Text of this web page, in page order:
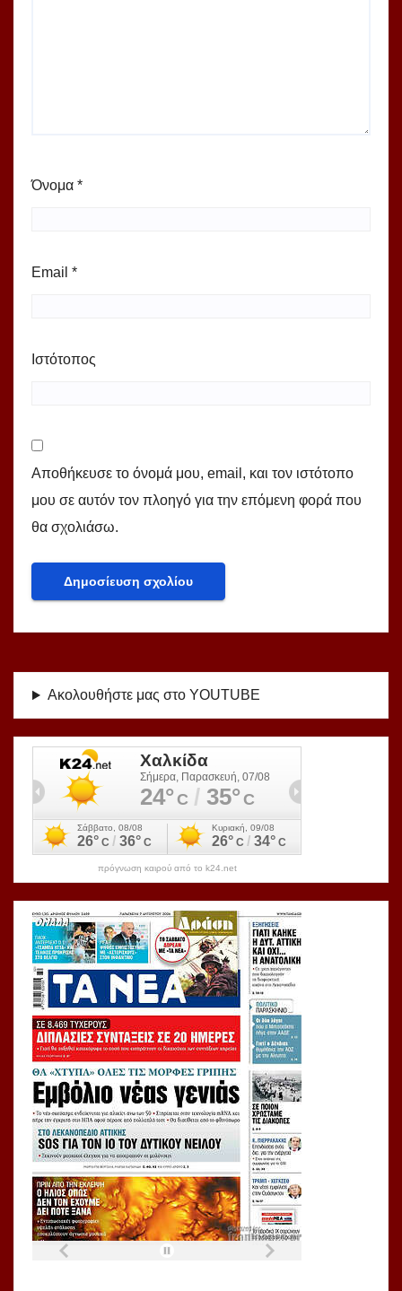
Όνομα *
Email *
Ιστότοπος
Αποθήκευσε το όνομά μου, email, και τον ιστότοπο
μου σε αυτόν τον πλοηγό για την επόμενη φορά που
θα σχολιάσω.
Ακολουθήστε μας στο YOUTUBE
πρόγνωση καιρού από το k24.net